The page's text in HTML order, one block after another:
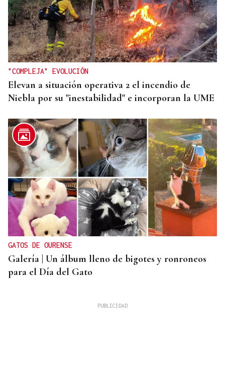
"COMPLEJA" EVOLUCIÓN
Elevan a situación operativa 2 el incendio de
Niebla por su "inestabilidad" e incorporan la UME
GATOS DE OURENSE
Galería | Un álbum lleno de bigotes y ronroneos
para el Día del Gato